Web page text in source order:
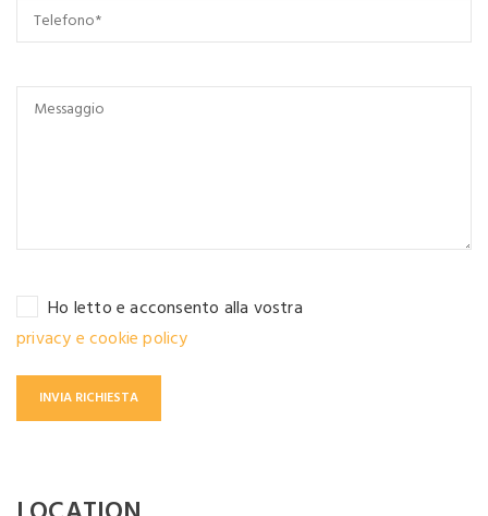
Ho letto e acconsento alla vostra
privacy e cookie policy